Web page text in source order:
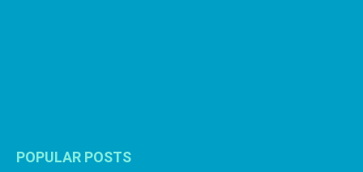
POPULAR POSTS